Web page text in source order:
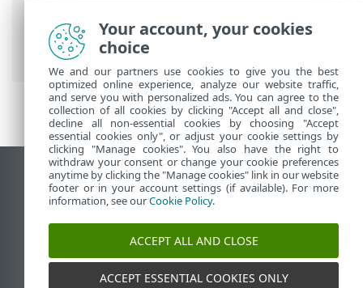
명령과 함께 ESET Mail Security>도구>
ESET Shell
데스크톱 사이트 보기
End of Life
ESET 지식 베이스
ESET Status Portal
Your account, your cookies
choice
We and our partners use cookies to give you the best
optimized online experience, analyze our website traffic,
and serve you with personalized ads. You can agree to the
collection of all cookies by clicking "Accept all and close",
decline all non-essential cookies by choosing "Accept
essential cookies only", or adjust your cookie settings by
clicking "Manage cookies". You also have the right to
withdraw your consent or change your cookie preferences
anytime by clicking the "Manage cookies" link in our website
footer or in your account settings (if available). For more
information, see ourCookie Policy.
ACCEPT ALL AND CLOSE
ACCEPT ESSENTIAL COOKIES ONLY